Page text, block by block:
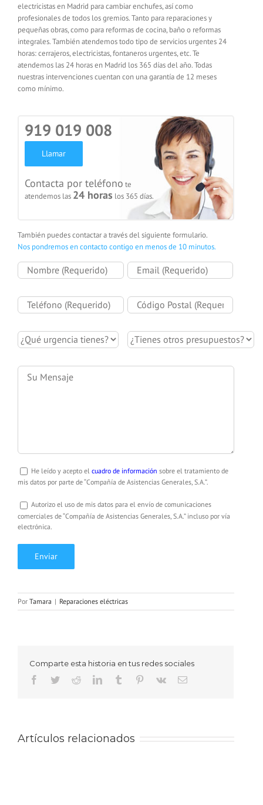
electricistas en Madrid para cambiar enchufes, así como
profesionales de todos los gremios. Tanto para reparaciones y
pequeñas obras, como para reformas de cocina, baño o reformas
integrales. También atendemos todo tipo de servicios urgentes 24
horas: cerrajeros, electricistas, fontaneros urgentes, etc. Te
atendemos las 24 horas en Madrid los 365 días del año. Todas
nuestras intervenciones cuentan con una garantía de 12 meses
como mínimo.
919 019 008
Llamar
Contacta por teléfono te
atendemos las 24 horas los 365 días.
También puedes contactar a través del siguiente formulario.
Nos pondremos en contacto contigo en menos de 10 minutos.
He leído y acepto el cuadro de información sobre el tratamiento de
mis datos por parte de “Compañía de Asistencias Generales, S.A.”.
Autorizo el uso de mis datos para el envío de comunicaciones
comerciales de “Compañía de Asistencias Generales, S.A.” incluso por vía
electrónica.
Por Tamara | Reparaciones eléctricas
Comparte esta historia en tus redes sociales
Facebook
TwitterRedditLinkedInTumblr Pinterest
Vk
Correo
Artículos relacionados